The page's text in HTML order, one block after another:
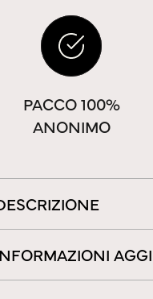
PACCO 100%
ANONIMO